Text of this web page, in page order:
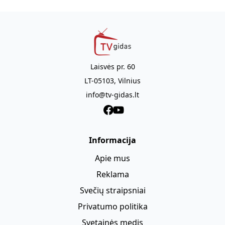
Džeko, tikrosios savo meilės. Mergina pasiryžusi
demaskuoti neonacių judėjimo lyderius ne tik dėl meilės,
bet ir dėl savo šalies ateities.
Laisvės pr. 60
LT-05103, Vilnius
info@tv-gidas.lt
Informacija
Apie mus
Reklama
Svečių straipsniai
Privatumo politika
Svetainės medis